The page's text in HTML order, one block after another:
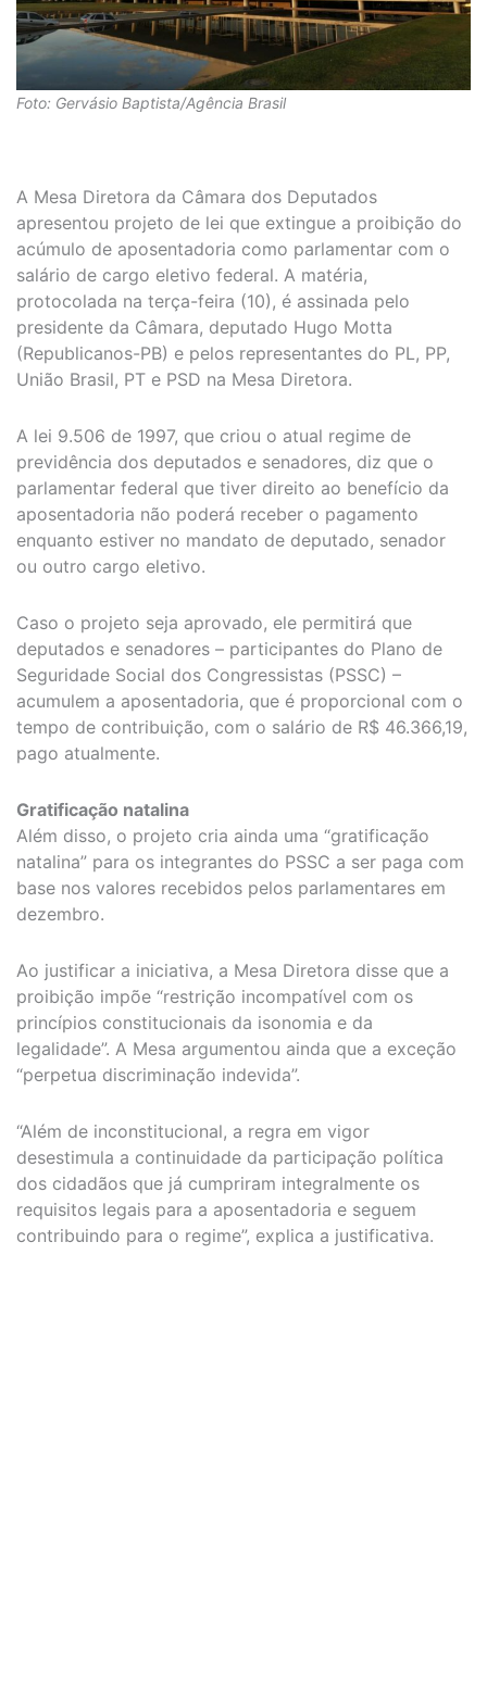
Foto: Gervásio Baptista/Agência Brasil
A Mesa Diretora da Câmara dos Deputados
apresentou projeto de lei que extingue a proibição do
acúmulo de aposentadoria como parlamentar com o
salário de cargo eletivo federal. A matéria,
protocolada na terça-feira (10), é assinada pelo
presidente da Câmara, deputado Hugo Motta
(Republicanos-PB) e pelos representantes do PL, PP,
União Brasil, PT e PSD na Mesa Diretora.
A lei 9.506 de 1997, que criou o atual regime de
previdência dos deputados e senadores, diz que o
parlamentar federal que tiver direito ao benefício da
aposentadoria não poderá receber o pagamento
enquanto estiver no mandato de deputado, senador
ou outro cargo eletivo.
Caso o projeto seja aprovado, ele permitirá que
deputados e senadores – participantes do Plano de
Seguridade Social dos Congressistas (PSSC) –
acumulem a aposentadoria, que é proporcional com o
tempo de contribuição, com o salário de R$ 46.366,19,
pago atualmente.
Gratificação natalina
Além disso, o projeto cria ainda uma “gratificação
natalina” para os integrantes do PSSC a ser paga com
base nos valores recebidos pelos parlamentares em
dezembro.
Ao justificar a iniciativa, a Mesa Diretora disse que a
proibição impõe “restrição incompatível com os
princípios constitucionais da isonomia e da
legalidade”. A Mesa argumentou ainda que a exceção
“perpetua discriminação indevida”.
“Além de inconstitucional, a regra em vigor
desestimula a continuidade da participação política
dos cidadãos que já cumpriram integralmente os
requisitos legais para a aposentadoria e seguem
contribuindo para o regime”, explica a justificativa.